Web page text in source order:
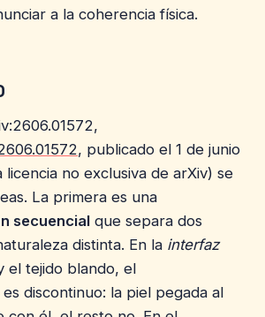
a la coherencia física.
, publicado el 1 de junio
no exclusiva de arXiv) se
La primera es una
secuencial que separa dos
distinta. En la interfaz
el tejido blando, el
discontinuo: la piel pegada al